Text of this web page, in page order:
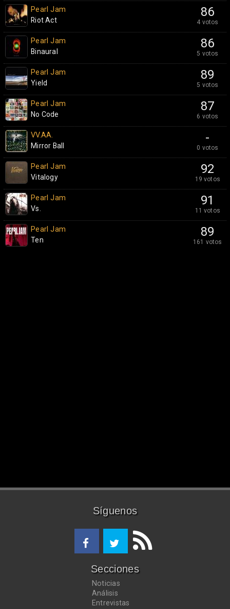
86
4 votos
Pearl Jam
Riot Act
86
5 votos
Pearl Jam
Binaural
89
5 votos
Pearl Jam
Yield
87
6 votos
Pearl Jam
No Code
-
0 votos
VV.AA.
Mirror Ball
92
19 votos
Pearl Jam
Vitalogy
91
11 votos
Pearl Jam
Vs.
89
161 votos
Pearl Jam
Ten
Síguenos
Secciones
Noticias
Análisis
Entrevistas